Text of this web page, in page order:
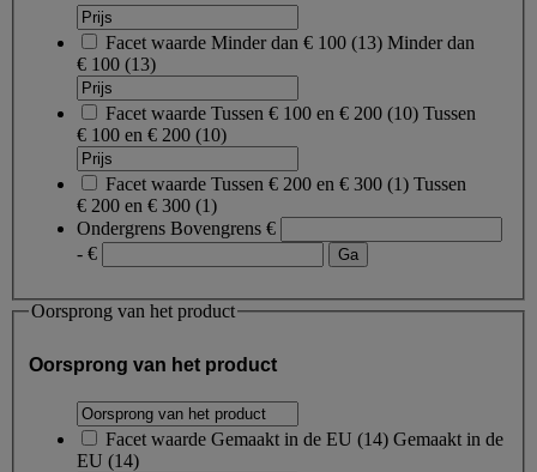
Facet waarde Minder dan € 100 (13) Minder dan
€ 100 (13)
Facet waarde Tussen € 100 en € 200 (10) Tussen
€ 100 en € 200 (10)
Facet waarde Tussen € 200 en € 300 (1) Tussen
€ 200 en € 300 (1)
Ondergrens Bovengrens €
- €
Oorsprong van het product
Oorsprong van het product
Facet waarde Gemaakt in de EU (14) Gemaakt in de
EU (14)